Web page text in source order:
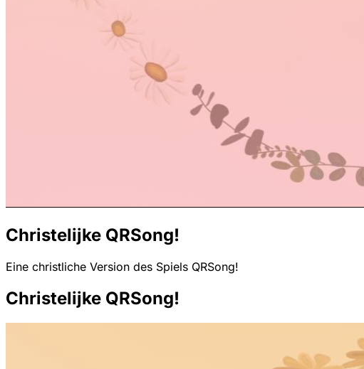
Christelijke QRSong!
Eine christliche Version des Spiels QRSong!
Christelijke QRSong!